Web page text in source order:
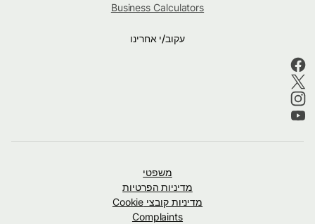
Business Calculators
עקוב/י אחרינו
משפטי
מדיניות הפרטיות
מדיניות קובצי Cookie
Complaints